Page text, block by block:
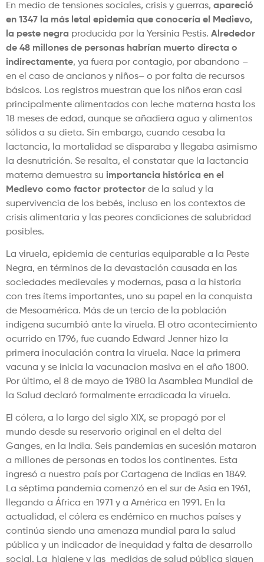
En medio de tensiones sociales, crisis y guerras, apareció
en 1347 la más letal epidemia que conocería el Medievo,
la peste negra producida por la Yersinia Pestis. Alrededor
de 48 millones de personas habrían muerto directa o
indirectamente, ya fuera por contagio, por abandono –
en el caso de ancianos y niños– o por falta de recursos
básicos. Los registros muestran que los niños eran casi
principalmente alimentados con leche materna hasta los
18 meses de edad, aunque se añadiera agua y alimentos
sólidos a su dieta. Sin embargo, cuando cesaba la
lactancia, la mortalidad se disparaba y llegaba asimismo
la desnutrición. Se resalta, el constatar que la lactancia
materna demuestra su importancia histórica en el
Medievo como factor protector de la salud y la
supervivencia de los bebés, incluso en los contextos de
crisis alimentaria y las peores condiciones de salubridad
posibles.
La viruela, epidemia de centurias equiparable a la Peste
Negra, en términos de la devastación causada en las
sociedades medievales y modernas, pasa a la historia
con tres ítems importantes, uno su papel en la conquista
de Mesoamérica. Más de un tercio de la población
indigena sucumbió ante la viruela. El otro acontecimiento
ocurrido en 1796, fue cuando Edward Jenner hizo la
primera inoculación contra la viruela. Nace la primera
vacuna y se inicia la vacunacion masiva en el año 1800.
Por último, el 8 de mayo de 1980 la Asamblea Mundial de
la Salud declaró formalmente erradicada la viruela.
El cólera, a lo largo del siglo XIX, se propagó por el
mundo desde su reservorio original en el delta del
Ganges, en la India. Seis pandemias en sucesión mataron
a millones de personas en todos los continentes. Esta
ingresó a nuestro país por Cartagena de Indias en 1849.
La séptima pandemia comenzó en el sur de Asia en 1961,
llegando a África en 1971 y a América en 1991. En la
actualidad, el cólera es endémico en muchos países y
continúa siendo una amenaza mundial para la salud
pública y un indicador de inequidad y falta de desarrollo
social. La higiene y las medidas de salud pública siguen